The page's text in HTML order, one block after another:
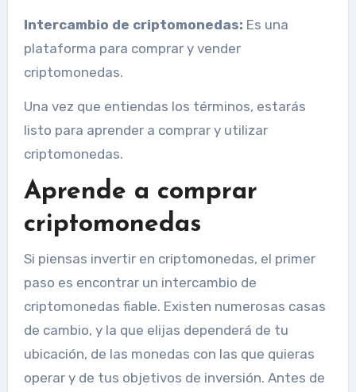
Intercambio de criptomonedas: Es una
plataforma para comprar y vender
criptomonedas.
Una vez que entiendas los términos, estarás
listo para aprender a comprar y utilizar
criptomonedas.
Aprende a comprar
criptomonedas
Si piensas invertir en criptomonedas, el primer
paso es encontrar un intercambio de
criptomonedas fiable. Existen numerosas casas
de cambio, y la que elijas dependerá de tu
ubicación, de las monedas con las que quieras
operar y de tus objetivos de inversión. Antes de